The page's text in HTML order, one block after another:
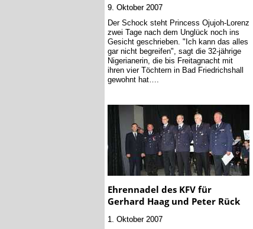
9. Oktober 2007
Der Schock steht Princess Ojujoh-Lorenz
zwei Tage nach dem Unglück noch ins
Gesicht geschrieben. "Ich kann das alles
gar nicht begreifen", sagt die 32-jährige
Nigerianerin, die bis Freitagnacht mit
ihren vier Töchtern in Bad Friedrichshall
gewohnt hat….
Ehrennadel des KFV für
Gerhard Haag und Peter Rück
1. Oktober 2007